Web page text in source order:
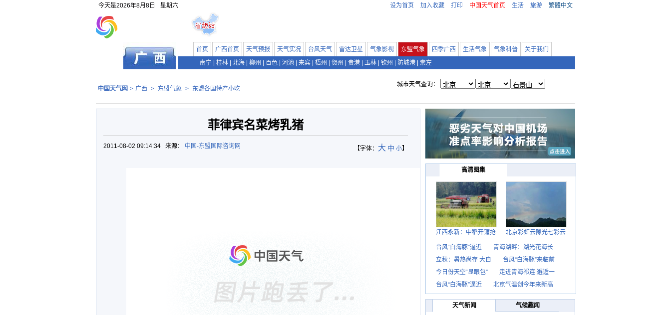
今天是2026年8月8日 星期六 设为首页 加入收藏 打印 中国天气首页 生活 旅游 繁體中文
首页 广西首页 天气预报 天气实况 台风天气 雷达卫星 气象影视 东盟气象 四季广西 生活气象 气象科普
关于我们
南宁
桂林 北海 柳州 百色 河池 来宾 梧州 贺州 贵港 玉林 钦州 防城港 崇左
中国天气网 > 广西 > 东盟气象 > 东盟各国特产小吃
城市天气查询：
菲律宾名菜烤乳猪
【字体： 大 中 小】
2011-08-02 09:14:34 来源： 中国-东盟国际咨询网
高清图集
江西永新：中稻开镰抢 北京彩虹云隙光七彩云
台风“白海豚”逼近
青海湖畔：湖光花海长
立秋：暑热尚存 大自
台风“白海豚”来临前
今日份天空“显眼包”
走进青海祁连 邂逅一
台风“白海豚”逼近
北京气温创今年来新高
天气新闻 气候趣闻